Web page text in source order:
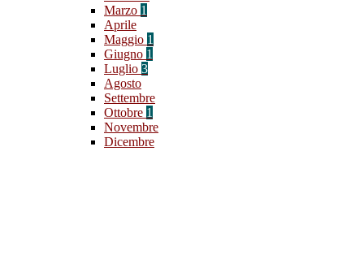
Marzo 1
Aprile
Maggio 1
Giugno 1
Luglio 3
Agosto
Settembre
Ottobre 1
Novembre
Dicembre